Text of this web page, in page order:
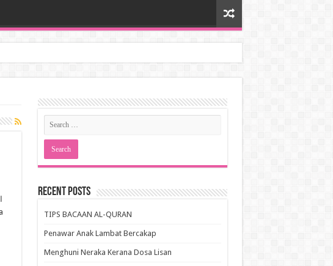
Recent Posts
TIPS BACAAN AL-QURAN
Penawar Anak Lambat Bercakap
Menghuni Neraka Kerana Dosa Lisan